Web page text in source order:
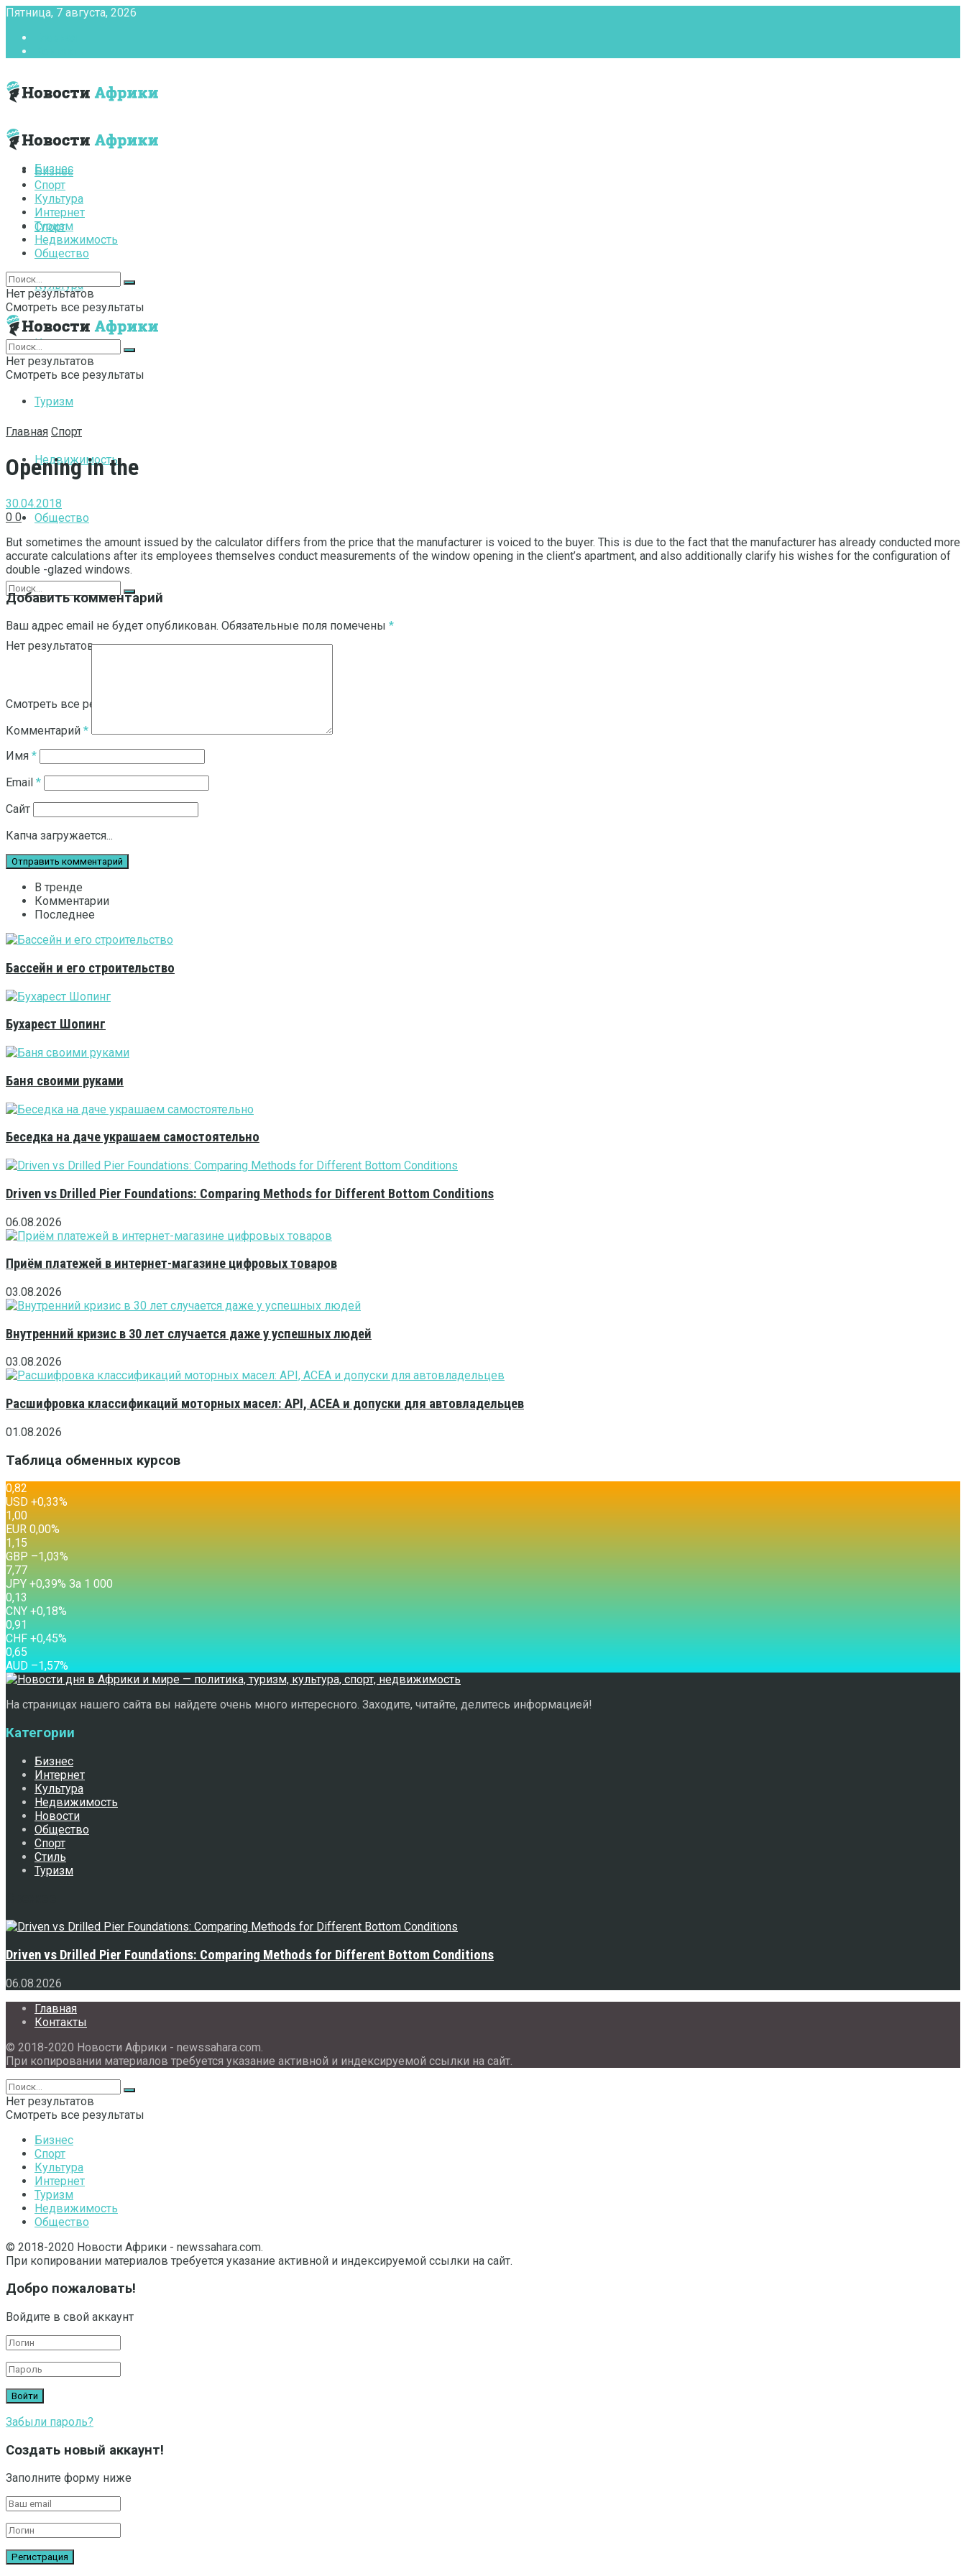
Пятница, 7 августа, 2026
Бизнес
Спорт
Культура
Интернет
Туризм
Недвижимость
Общество
Нет результатов
Смотреть все результаты
Бизнес
Спорт
Культура
Интернет
Туризм
Недвижимость
Общество
Нет результатов
Смотреть все результаты
Нет результатов
Смотреть все результаты
Главная Спорт
Opening in the
30.04.2018
0 0
But sometimes the amount issued by the calculator differs from the price that the manufacturer is voiced to the buyer. This is due to the fact that the manufacturer has already conducted more
accurate calculations after its employees themselves conduct measurements of the window opening in the client’s apartment, and also additionally clarify his wishes for the configuration of
double -glazed windows.
Добавить комментарий
Ваш адрес email не будет опубликован. Обязательные поля помечены *
Комментарий *
Имя *
Email *
Сайт
Капча загружается...
В тренде
Комментарии
Последнее
Бассейн и его строительство
Бухарест Шопинг
Баня своими руками
Беседка на даче украшаем самостоятельно
Driven vs Drilled Pier Foundations: Comparing Methods for Different Bottom Conditions
06.08.2026
Приём платежей в интернет-магазине цифровых товаров
03.08.2026
Внутренний кризис в 30 лет случается даже у успешных людей
03.08.2026
Расшифровка классификаций моторных масел: API, ACEA и допуски для автовладельцев
01.08.2026
Таблица обменных курсов
0,82
USD +0,33%
1,00
EUR 0,00%
1,15
GBP –1,03%
7,77
JPY +0,39% За 1 000
0,13
CNY +0,18%
0,91
CHF +0,45%
0,65
AUD –1,57%
На страницах нашего сайта вы найдете очень много интересного. Заходите, читайте, делитесь информацией!
Категории
Бизнес
Интернет
Культура
Недвижимость
Новости
Общество
Спорт
Стиль
Туризм
Driven vs Drilled Pier Foundations: Comparing Methods for Different Bottom Conditions
06.08.2026
Главная
Контакты
© 2018-2020 Новости Африки - newssahara.com.
При копировании материалов требуется указание активной и индексируемой ссылки на сайт.
Нет результатов
Смотреть все результаты
Бизнес
Спорт
Культура
Интернет
Туризм
Недвижимость
Общество
© 2018-2020 Новости Африки - newssahara.com.
При копировании материалов требуется указание активной и индексируемой ссылки на сайт.
Добро пожаловать!
Войдите в свой аккаунт
Забыли пароль?
Создать новый аккаунт!
Заполните форму ниже